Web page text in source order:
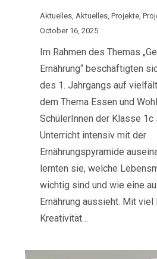
Aktuelles Aktuelles ,Projekte ,
October 16, 2025
Im Rahmen des Themas
Ernährung“ beschäftigten
des 1. Jahrgangs auf
dem Thema Essen und
SchülerInnen der Klasse
Unterricht intensiv mit der
Ernährungspyramide
lernten sie, welche
wichtig sind und wie eine
Ernährung aussieht. Mit viel
Kreativität…